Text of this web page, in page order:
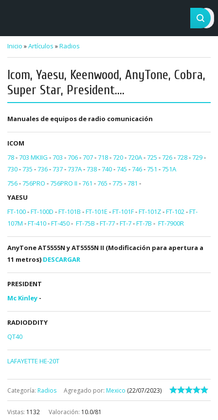
Inicio »Artículos »Radios
Icom, Yaesu, Keenwood, AnyTone, Cobra,
Super Star, President....
Manuales de equipos de radio comunicación
ICOM
78-703 MKIIG -703 -706-707-718-720-720A-725 -726-728-729-
730-735 -736-737-737A-738-740-745 -746-751 -751A
756-756PRO -756PRO II -761 -765 -775 -781 -
YAESU
FT-100-FT-100D -FT-101B -FT-101E -FT-101F-FT-101Z-FT-102-FT-
107M -FT-410-FT-450- FT-75B -FT-77-FT-7-FT-7B - FT-7900R
AnyTone AT5555N y AT5555N II (Modificación para apertura a
11 metros) DESCARGAR
PRESIDENT
Mc Kinley -
RADIODDITY
QT40
LAFAYETTE HE-20T
Categoría: Radios Agregado por: Mexico (22/07/2023)
Vistas: 1132 Valoración: 10.0/81